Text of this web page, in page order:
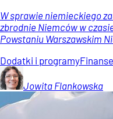
W sprawie niemieckiego
zbrodnie Niemców w
Powstaniu Warszawskim
Dodatki i programy
Jowita Flankowska